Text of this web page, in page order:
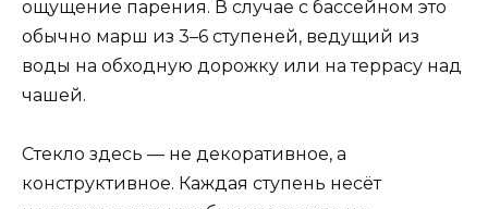
ощущение парения. В случае с бассейном это
обычно марш из 3–6 ступеней, ведущий из
воды на обходную дорожку или на террасу над
чашей.
Стекло здесь — не декоративное, а
конструктивное. Каждая ступень несёт